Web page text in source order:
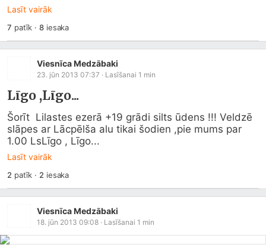
Lasīt vairāk
7 patīk ·8iesaka
Viesnīca Medzābaki
23. jūn 2013 07:37 · Lasīšanai 1 min
Līgo ,Līgo...
Šorīt  Lilastes ezerā +19 grādi silts ūdens !!! Veldzē
slāpes ar Lācpēlša alu tikai šodien ,pie mums par
1.00 LsLīgo , Līgo...
Lasīt vairāk
2 patīk · 2 iesaka
Viesnīca Medzābaki
18. jūn 2013 09:08 · Lasīšanai 1 min